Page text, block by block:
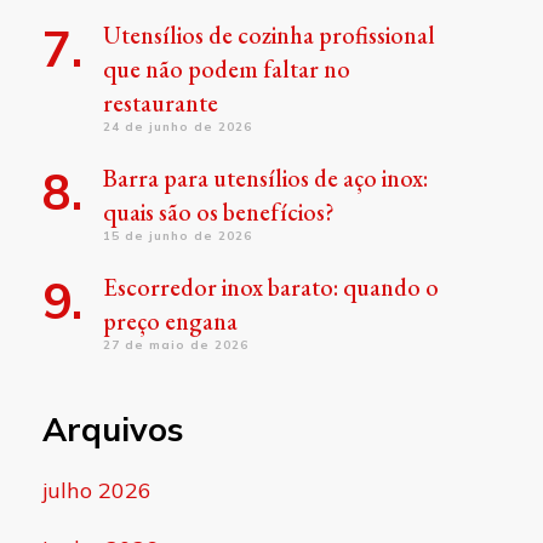
Utensílios de cozinha profissional
que não podem faltar no
restaurante
24 de junho de 2026
Barra para utensílios de aço inox:
quais são os benefícios?
15 de junho de 2026
Escorredor inox barato: quando o
preço engana
27 de maio de 2026
Arquivos
julho 2026